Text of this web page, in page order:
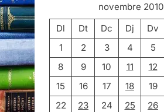
novembre 2010
Dl
Dt Dc Dj Dv
1
2 3 4 5
8
9 10 11 12
15
16 17 18 19
22
23 24 25 26